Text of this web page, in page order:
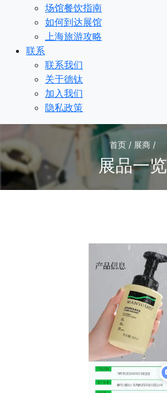
场馆餐饮指南
如何到达展馆
上海旅游攻略
联系
联系我们
关于德钛
加入我们
隐私政策
首页 / 展商 /
展品一览